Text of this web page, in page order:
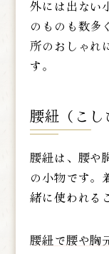
外には出ない
のものも数多
所のおしゃれ
す。
腰紐（こし
腰紐は、腰や
の小物です。
緒に使われる
腰紐で腰や胸